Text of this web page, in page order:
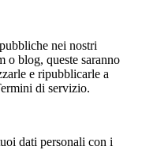
nei nostri
o blog, queste saranno
e ripubblicarle a
di servizio.
dati personali con i